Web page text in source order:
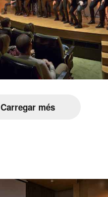
Carregar més